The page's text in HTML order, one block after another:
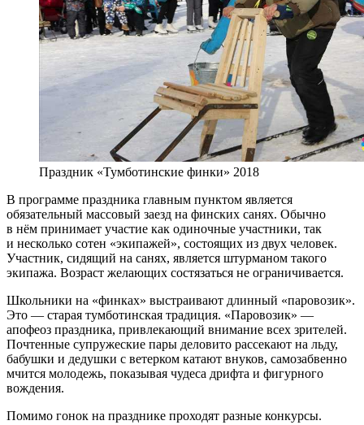
Праздник «Тумботинские финки» 2018
В программе праздника главным пунктом является
обязательный массовый заезд на финских санях. Обычно
в нём принимает участие как одиночные участники, так
и несколько сотен «экипажей», состоящих из двух человек.
Участник, сидящий на санях, является штурманом такого
экипажа. Возраст желающих состязаться не ограничивается.
Школьники на «финках» выстраивают длинный «паровозик».
Это — старая тумботинская традиция. «Паровозик» —
апофеоз праздника, привлекающий внимание всех зрителей.
Почтенные супружеские пары деловито рассекают на льду,
бабушки и дедушки с ветерком катают внуков, самозабвенно
мчится молодежь, показывая чудеса дрифта и фигурного
вождения.
Помимо гонок на празднике проходят разные конкурсы.